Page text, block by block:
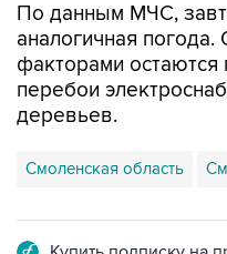
По данным МЧС,
аналогичная
факторами
перебои
деревьев.
Смоленская область